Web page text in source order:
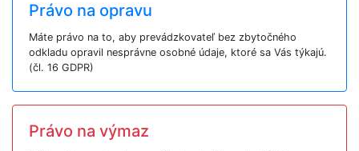
Právo na opravu
Máte právo na to, aby prevádzkovateľ bez zbytočného
odkladu opravil nesprávne osobné údaje, ktoré sa Vás týkajú.
(čl. 16 GDPR)
Právo na výmaz